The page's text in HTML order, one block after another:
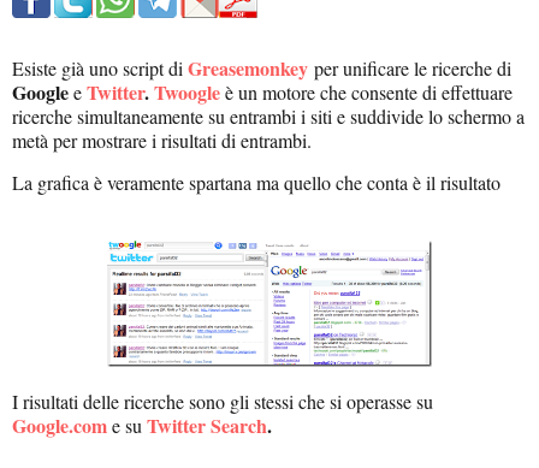
Esiste già uno script diGreasemonkey per unificare le ricerche di
GoogleeTwitter.Twoogleè un motore che consente di effettuare
ricerche simultaneamente su entrambi i siti e suddivide lo schermo a
metà per mostrare i risultati di entrambi.
La grafica è veramente spartana ma quello che conta è il risultato
I risultati delle ricerche sono gli stessi che si operasse su
Google.come su Twitter Search.